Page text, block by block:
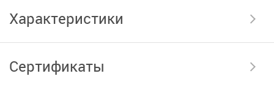
Характеристики
Сертификаты